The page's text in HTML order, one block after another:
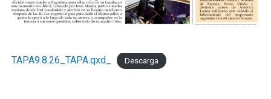
TAPA9.8.26_TAPA.qxd_ Descarga